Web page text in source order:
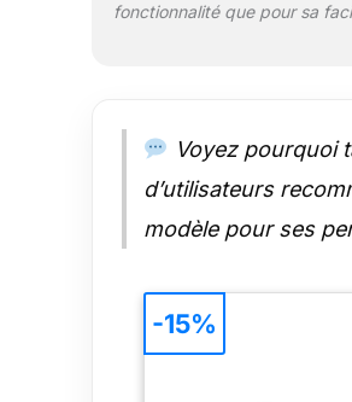
fonctionnalité que pour sa
Voyez pourquoi
d’utilisateurs
modèle pour ses
-15%